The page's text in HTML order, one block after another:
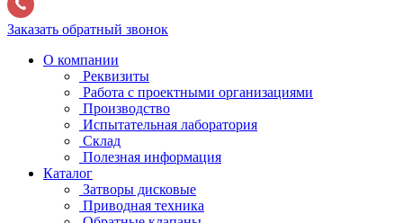
Заказать обратный звонок
О компании
Реквизиты
Работа с проектными организациями
Производство
Испытательная лаборатория
Склад
Полезная информация
Каталог
Затворы дисковые
Приводная техника